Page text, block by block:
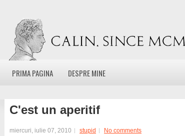
PRIMA PAGINA DESPRE MINE
C'est un aperitif
miercuri, iulie 07, 2010 stupid No comments